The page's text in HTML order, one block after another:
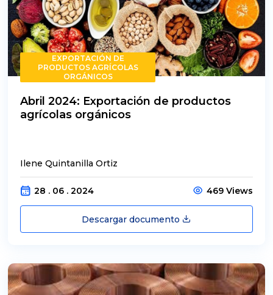
EXPORTACIÓN DE
PRODUCTOS AGRÍCOLAS
ORGÁNICOS
Abril 2024: Exportación de productos
agrícolas orgánicos
Ilene Quintanilla Ortiz
28 . 06 . 2024 469 Views
Descargar documento